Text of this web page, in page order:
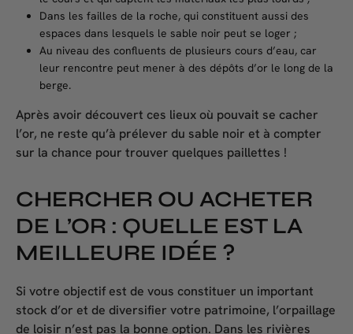
Dans les failles de la roche, qui constituent aussi des
espaces dans lesquels le sable noir peut se loger ;
Au niveau des confluents de plusieurs cours d’eau, car
leur rencontre peut mener à des dépôts d’or le long de la
berge.
Après avoir découvert ces lieux où pouvait se cacher
l’or, ne reste qu’à prélever du sable noir et à compter
sur la chance pour trouver quelques paillettes !
CHERCHER OU ACHETER
DE L’OR : QUELLE EST LA
MEILLEURE IDÉE ?
Si votre objectif est de vous constituer un important
stock d’or et de diversifier votre patrimoine, l’orpaillage
de loisir n’est pas la bonne option. Dans les rivières